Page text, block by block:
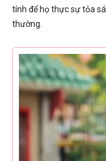
tính để họ thực sự tỏa
thường.